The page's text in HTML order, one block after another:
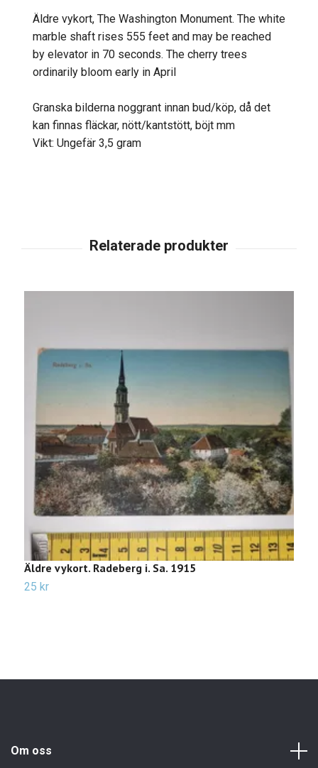
Äldre vykort, The Washington Monument. The white
marble shaft rises 555 feet and may be reached
by elevator in 70 seconds. The cherry trees
ordinarily bloom early in April
Granska bilderna noggrant innan bud/köp, då det
kan finnas fläckar, nött/kantstött, böjt mm
Vikt: Ungefär 3,5 gram
Äldre vykort. Radeberg i. Sa. 1915
25 kr
Om oss